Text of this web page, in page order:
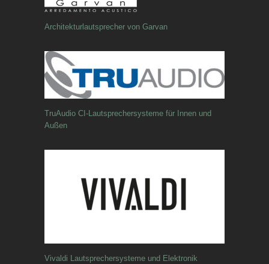
Architekturlautsprecher von Garvan
TruAudio CI-Lautsprechersysteme für Innen und
Außen
Vivaldi Lautsprechersysteme und Elektronik